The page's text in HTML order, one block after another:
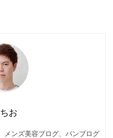
お
メンズ美容ブログ、パンブログ